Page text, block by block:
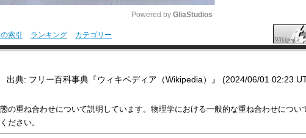
M
t
Powered by GliaStudios
索引 ランキング カテゴリー
出典: フリー百科事典『ウィキペディア（Wikipedia）』 (2024/06/01 02:23
の重ね合わせについて説明しています。物理学における一般的な重ね合わせについ
ださい。